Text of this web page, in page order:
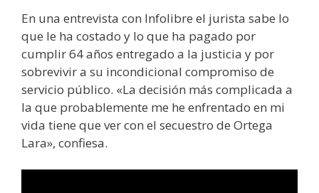
En una entrevista con Infolibre el jurista sabe lo
que le ha costado y lo que ha pagado por
cumplir 64 años entregado a la justicia y por
sobrevivir a su incondicional compromiso de
servicio público. «La decisión más complicada a
la que probablemente me he enfrentado en mi
vida tiene que ver con el secuestro de Ortega
Lara», confiesa.